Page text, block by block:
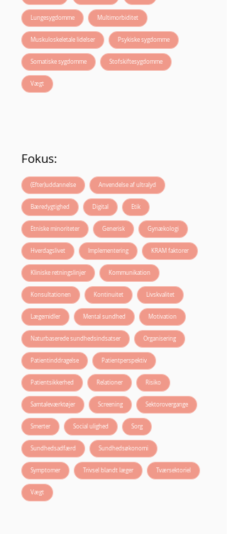
Lungesygdomme Multimorbiditet
Muskuloskeletale lidelser Psykiske sygdomme
Somatiske sygdomme Stofskiftesygdomme
Vægt
Fokus:
(Efter)uddannelse Anvendelse af ultralyd
Bæredygtighed Digital Etik
Etniske minoriteter Generisk Gynækologi
Hverdagslivet Implementering KRAM faktorer
Kliniske retningslinjer Kommunikation
Konsultationen Kontinuitet Livskvalitet
Lægemidler Mental sundhed Motivation
Naturbaserede sundhedsindsatser Organisering
Patientinddragelse Patientperspektiv
Patientsikkerhed Relationer Risiko
Samtaleværktøjer Screening Sektorovergange
Smerter Social ulighed Sorg
Sundhedsadfærd Sundhedsøkonomi
Symptomer Trivsel blandt læger Tværsektoriel
Vægt